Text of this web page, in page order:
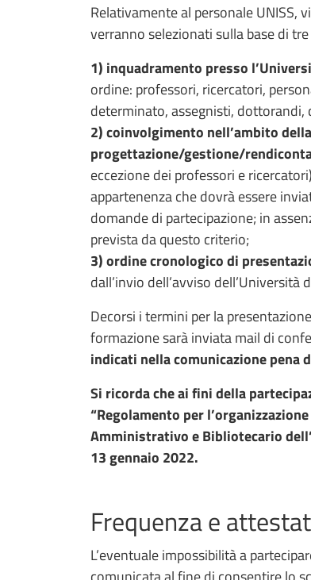
Relativamente al personale
verranno selezionati sulla base di
1) inquadramento presso
ordine: professori, ricercatori,
determinato, assegnisti,
2)coinvolgimento nell’ambito
progettazione/gestione/
eccezione dei professori e
appartenenza che dovrà essere
domande di partecipazione; in
prevista da questo criterio;
3)ordine cronologico di
dall’invio dell’avviso dell’Università
Decorsi i termini per la
formazione sarà inviata mail di
indicati nella comunicazione pena
Si ricorda che ai fini della
“Regolamento per
Amministrativo e Bibliotecario
13 gennaio 2022.
Frequenza e
L’eventuale impossibilità a